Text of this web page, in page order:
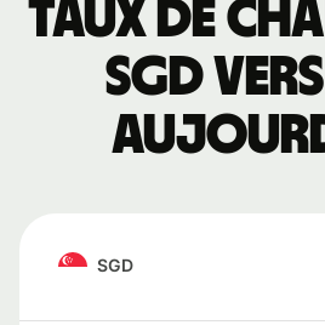
Taux de
SGD
SGD